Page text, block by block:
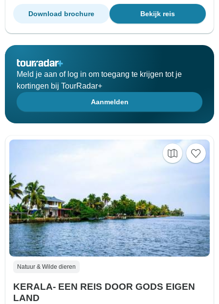
Bekijk reis
Download brochure
Meld je aan of log in om toegang te krijgen tot je
kortingen bij TourRadar+
Aanmelden
Natuur & Wilde dieren
KERALA- EEN REIS DOOR GODS EIGEN
LAND